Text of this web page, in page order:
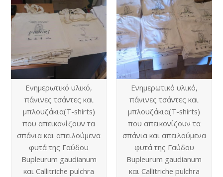
Ενημερωτικό υλικό,
πάνινες τσάντες και
μπλουζάκια(T-shirts)
που απεικονίζουν τα
σπάνια και απειλούμενα
φυτά της Γαύδου
Bupleurum gaudianum
και Callitriche pulchra
Ενημερωτικό υλικό,
πάνινες τσάντες και
μπλουζάκια(T-shirts)
που απεικονίζουν τα
σπάνια και απειλούμενα
φυτά της Γαύδου
Bupleurum gaudianum
και Callitriche pulchra